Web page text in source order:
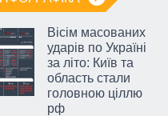
Вісім масованих
ударів по Україні
за літо: Київ та
область стали
головною ціллю
рф